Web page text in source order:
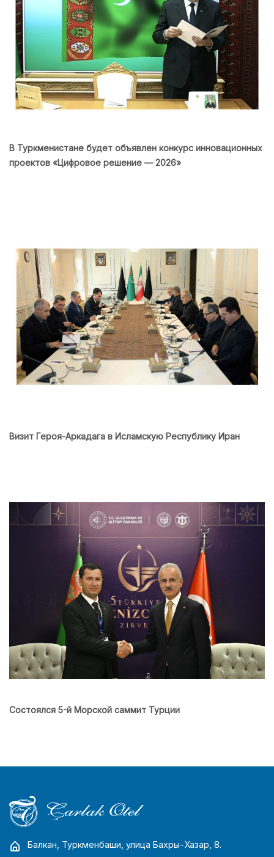
В Туркменистане будет объявлен конкурс инновационных
проектов «Цифровое решение — 2026»
Визит Героя-Аркадага в Исламскую Республику Иран
Состоялся 5-й Морской саммит Турции
Балкан, Туркменбаши, улица Бахры-Хазар, 8.